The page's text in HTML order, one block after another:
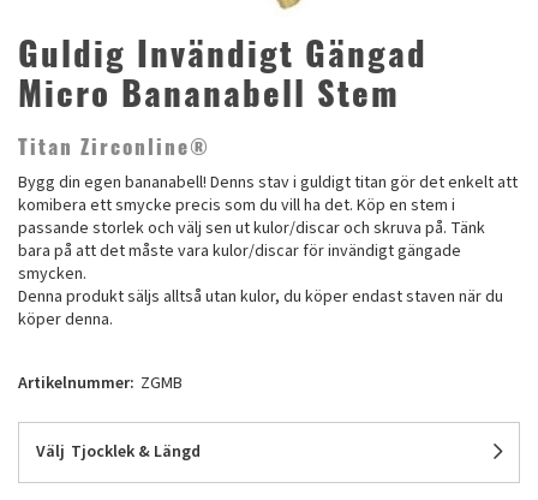
Guldig Invändigt Gängad
Micro Bananabell Stem
Titan Zirconline®
Bygg din egen bananabell! Denns stav i guldigt titan gör det enkelt att
komibera ett smycke precis som du vill ha det. Köp en stem i
passande storlek och välj sen ut kulor/discar och skruva på. Tänk
bara på att det måste vara kulor/discar för invändigt gängade
smycken.
Denna produkt säljs alltså utan kulor, du köper endast staven när du
köper denna.
Artikelnummer: ZGMB
Välj Tjocklek & Längd